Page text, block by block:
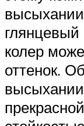
глянцевый
колер
оттенок.